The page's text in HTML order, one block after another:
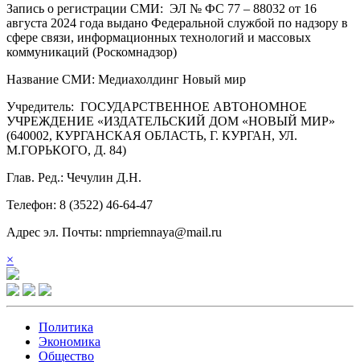
Запись о регистрации СМИ: ЭЛ № ФС 77 – 88032 от 16
августа 2024 года выдано Федеральной службой по надзору в
сфере связи, информационных технологий и массовых
коммуникаций (Роскомнадзор)
Название СМИ: Медиахолдинг Новый мир
Учредитель: ГОСУДАРСТВЕННОЕ АВТОНОМНОЕ
УЧРЕЖДЕНИЕ «ИЗДАТЕЛЬСКИЙ ДОМ «НОВЫЙ МИР»
(640002, КУРГАНСКАЯ ОБЛАСТЬ, Г. КУРГАН, УЛ.
М.ГОРЬКОГО, Д. 84)
Глав. Ред.: Чечулин Д.Н.
Телефон: 8 (3522) 46-64-47
Адрес эл. Почты: nmpriemnaya@mail.ru
×
Политика
Экономика
Общество